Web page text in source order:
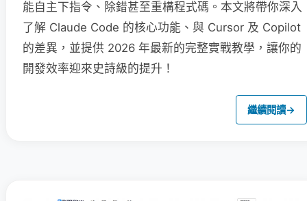
能自主下指令、除錯甚至重構程式碼。本文將帶你深入
了解 Claude Code 的核心功能、與 Cursor 及 Copilot
的差異，並提供 2026 年最新的完整實戰教學，讓你的
開發效率迎來史詩級的提升！
繼續閱讀→